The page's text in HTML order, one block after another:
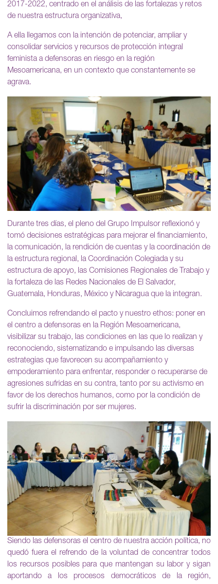
2017-2022, centrado en el análisis de las fortalezas y retos
de nuestra estructura organizativa,
A ella llegamos con la intención de potenciar, ampliar y
consolidar servicios y recursos de protección integral
feminista a defensoras en riesgo en la región
Mesoamericana, en un contexto que constantemente se
agrava.
Durante tres días, el pleno del Grupo Impulsor reflexionó y
tomó decisiones estratégicas para mejorar el financiamiento,
la comunicación, la rendición de cuentas y la coordinación de
la estructura regional, la Coordinación Colegiada y su
estructura de apoyo, las Comisiones Regionales de Trabajo y
la fortaleza de las Redes Nacionales de El Salvador,
Guatemala, Honduras, México y Nicaragua que la integran.
Concluimos refrendando el pacto y nuestro ethos: poner en
el centro a defensoras en la Región Mesoamericana,
visibilizar su trabajo, las condiciones en las que lo realizan y
reconociendo, sistematizando e impulsando las diversas
estrategias que favorecen su acompañamiento y
empoderamiento para enfrentar, responder o recuperarse de
agresiones sufridas en su contra, tanto por su activismo en
favor de los derechos humanos, como por la condición de
sufrir la discriminación por ser mujeres.
Siendo las defensoras el centro de nuestra acción política, no
quedó fuera el refrendo de la voluntad de concentrar todos
los recursos posibles para que mantengan su labor y sigan
aportando a los procesos democráticos de la región,